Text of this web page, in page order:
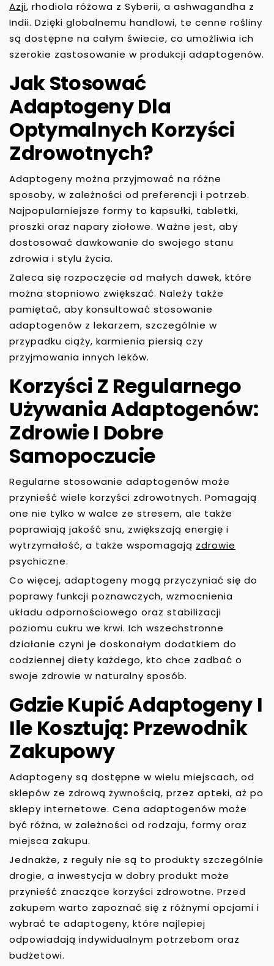
Azji, rhodiola różowa z Syberii, a ashwagandha z
Indii. Dzięki globalnemu handlowi, te cenne rośliny
są dostępne na całym świecie, co umożliwia ich
szerokie zastosowanie w produkcji adaptogenów.
Jak Stosować
Adaptogeny Dla
Optymalnych Korzyści
Zdrowotnych?
Adaptogeny można przyjmować na różne
sposoby, w zależności od preferencji i potrzeb.
Najpopularniejsze formy to kapsułki, tabletki,
proszki oraz napary ziołowe. Ważne jest, aby
dostosować dawkowanie do swojego stanu
zdrowia i stylu życia.
Zaleca się rozpoczęcie od małych dawek, które
można stopniowo zwiększać. Należy także
pamiętać, aby konsultować stosowanie
adaptogenów z lekarzem, szczególnie w
przypadku ciąży, karmienia piersią czy
przyjmowania innych leków.
Korzyści Z Regularnego
Używania Adaptogenów:
Zdrowie I Dobre
Samopoczucie
Regularne stosowanie adaptogenów może
przynieść wiele korzyści zdrowotnych. Pomagają
one nie tylko w walce ze stresem, ale także
poprawiają jakość snu, zwiększają energię i
wytrzymałość, a także wspomagają zdrowie
psychiczne.
Co więcej, adaptogeny mogą przyczyniać się do
poprawy funkcji poznawczych, wzmocnienia
układu odpornościowego oraz stabilizacji
poziomu cukru we krwi. Ich wszechstronne
działanie czyni je doskonałym dodatkiem do
codziennej diety każdego, kto chce zadbać o
swoje zdrowie w naturalny sposób.
Gdzie Kupić Adaptogeny I
Ile Kosztują: Przewodnik
Zakupowy
Adaptogeny są dostępne w wielu miejscach, od
sklepów ze zdrową żywnością, przez apteki, aż po
sklepy internetowe. Cena adaptogenów może
być różna, w zależności od rodzaju, formy oraz
miejsca zakupu.
Jednakże, z reguły nie są to produkty szczególnie
drogie, a inwestycja w dobry produkt może
przynieść znaczące korzyści zdrowotne. Przed
zakupem warto zapoznać się z różnymi opcjami i
wybrać te adaptogeny, które najlepiej
odpowiadają indywidualnym potrzebom oraz
budżetowi.